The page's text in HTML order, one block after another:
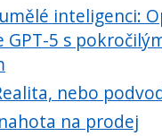
inteligenci:
GPT-5 s
nebo
na prodej